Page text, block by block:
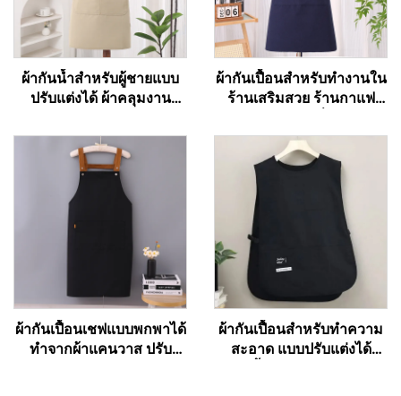
ผ้ากันน้ำสำหรับผู้ชายแบบ
ปรับแต่งได้ ผ้าคลุมงาน
พร้อมกระเป๋า
ผ้ากันเปื้อนสำหรับทำงานใน
ร้านเสริมสวย ร้านกาแฟ
ศิลปิน ช่างทำผม บาริสต้า
ทำจากโพลีเอสเตอร์ผสมฝ้าย
คุณภาพสูง แบบไขว้หลัง
(Cross Back)
ผ้ากันเปื้อนเชฟแบบพกพาได้
ทำจากผ้าแคนวาส ปรับ
ผ้ากันเปื้อนสำหรับทำความ
สะอาด แบบปรับแต่งได้